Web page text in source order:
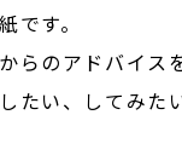
です。
のアドバイス
たい、してみた